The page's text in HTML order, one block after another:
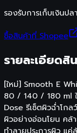
รองรับการเก็บเงินป
ซื้อสินค้าที่ Shopee
รายละเอียดสิ
[ใหม่] Smooth E
80 / 140 / 180 ml
Dose รีเซ็ตผิวฉ่ำโก
ผิวอย่างอ่อนโยน คล้